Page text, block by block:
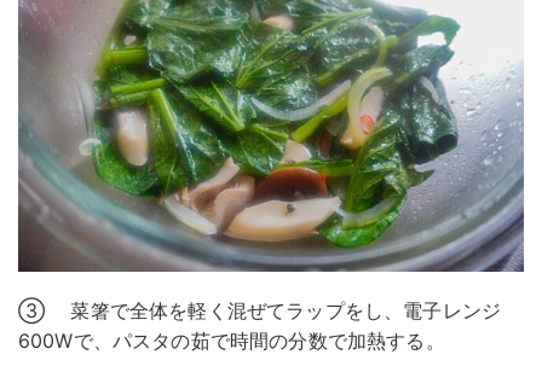
③ 菜箸で全体を軽く混ぜてラップをし、電子レンジ
600Wで、パスタの茹で時間の分数で加熱する。